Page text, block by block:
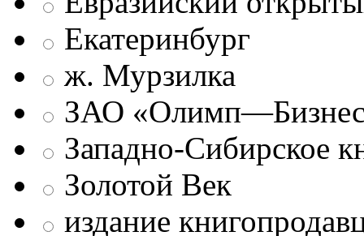
Екатеринбург
ж. Мурзилка
ЗАО
Западно-Сибирское
Золотой Век
издание